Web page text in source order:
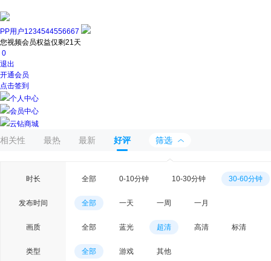
PP用户1234544556667
您视频会员权益仅剩21天
0
退出
开通会员
点击签到
个人中心
会员中心
云钻商城
相关性 最热 最新 好评 筛选
时长 全部 0-10分钟 10-30分钟 30-60分钟
发布时间 全部 一天 一周 一月
画质 全部 蓝光 超清 高清 标清
类型 全部 游戏 其他